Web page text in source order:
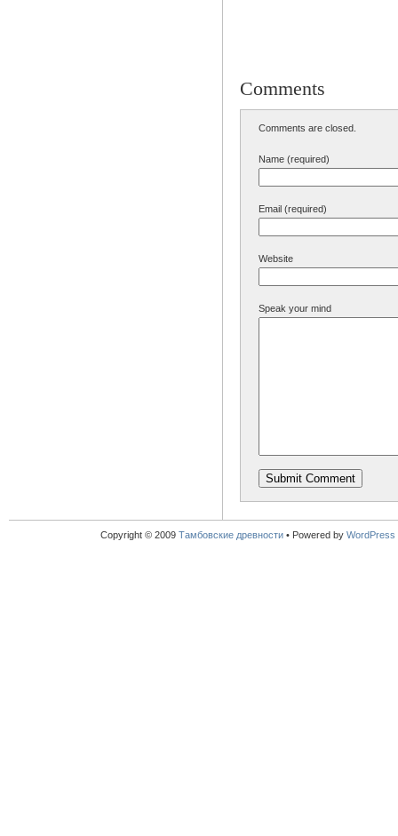
Comments
Comments are closed.
Name (required)
Email (required)
Website
Speak your mind
Copyright © 2009 Тамбовские древности • Powered by WordPress